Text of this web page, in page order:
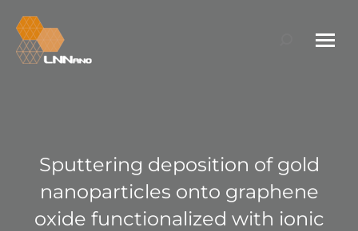
Search:
Sputtering deposition of gold
nanoparticles onto graphene
oxide functionalized with ionic